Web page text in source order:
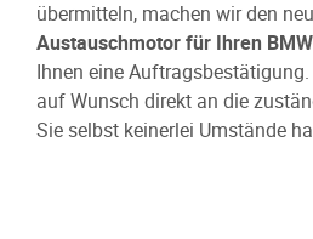
übermitteln, machen wir den
Austauschmotor für Ihren BMW
Ihnen eine
auf Wunsch direkt an die
Sie selbst keinerlei Umstände